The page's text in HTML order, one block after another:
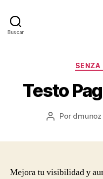
Buscar
SENZA
Testo
Autor
Por dmunoz
Mejora tu visibilidad y